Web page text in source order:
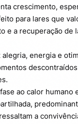
crescimento,
para lares que
e a recuperação de
alegria, energia e
ao calor humano
a